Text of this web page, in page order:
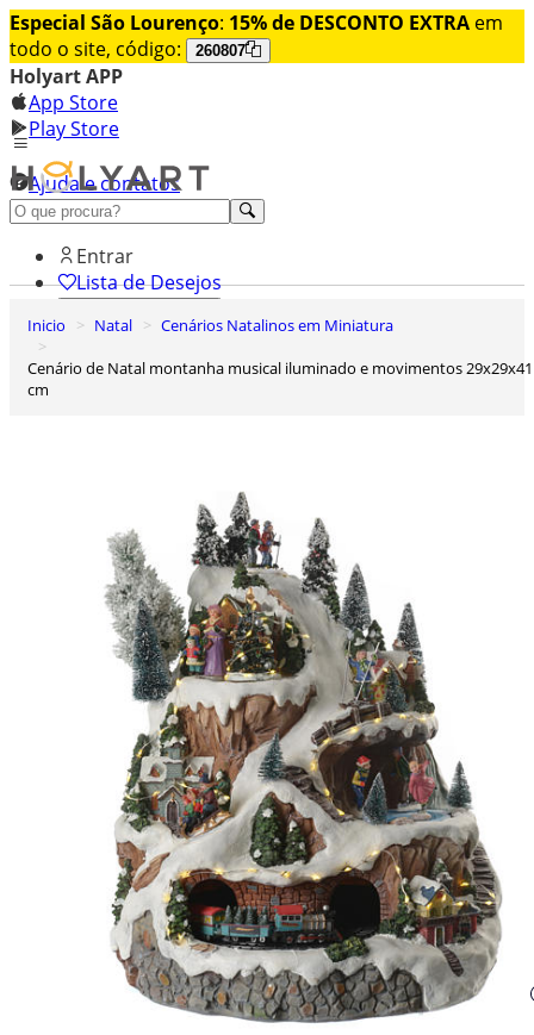
Especial São Lourenço: 15% de DESCONTO EXTRA em
todo o site, código:
260807
Holyart APP
App Store
Play Store
Ajuda e contatos
Conheça premium
Entrar
Lista de Desejos
Inicio Natal
Cenários Natalinos em Miniatura
Cenário de Natal montanha musical iluminado e movimentos 29x29x41
cm